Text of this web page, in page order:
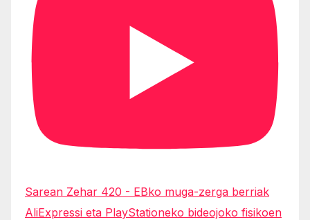
Sarean Zehar 420 - EBko muga-zerga berriak
AliExpressi eta PlayStationeko bideojoko fisikoen